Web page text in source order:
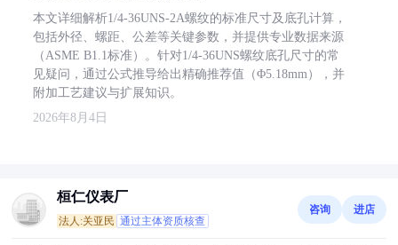
本文详细解析1/4-36UNS-2A螺纹的标准尺寸及底孔计算，
包括外径、螺距、公差等关键参数，并提供专业数据来源
（ASME B1.1标准）。针对1/4-36UNS螺纹底孔尺寸的常
见疑问，通过公式推导给出精确推荐值（Φ5.18mm），并
附加工艺建议与扩展知识。
2026年8月4日
桓仁仪表厂
法人:关亚民 通过主体资质核查
咨询 进店